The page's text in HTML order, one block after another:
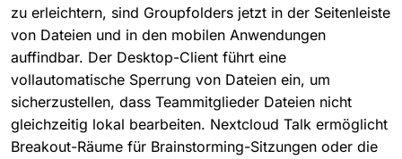
zu erleichtern, sind Groupfolders jetzt in der Seitenleiste
von Dateien und in den mobilen Anwendungen
auffindbar. Der Desktop-Client führt eine
vollautomatische Sperrung von Dateien ein, um
sicherzustellen, dass Teammitglieder Dateien nicht
gleichzeitig lokal bearbeiten. Nextcloud Talk ermöglicht
Breakout-Räume für Brainstorming-Sitzungen oder die